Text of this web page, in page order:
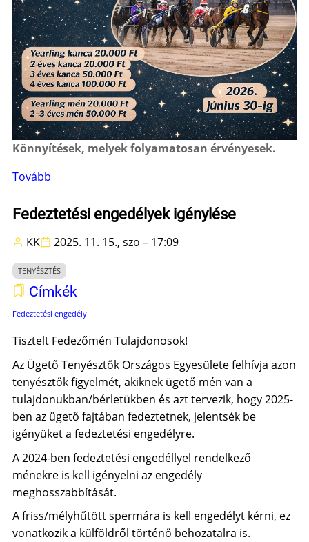
Könnyítések, melyek folyamatosan érvényesek.
Tovább
Fedeztetési engedélyek igénylése
KK 2025. 11. 15., szo – 17:09
TENYÉSZTÉS
Címkék
Fedeztetési engedély
Tisztelt Fedezőmén Tulajdonosok!
Az Ügető Tenyésztők Országos Egyesülete felhívja azon
tenyésztők figyelmét, akiknek ügető mén van a
tulajdonukban/bérletükben és azt tervezik, hogy 2025-
ben az ügető fajtában fedeztetnek, jelentsék be
igényüket a fedeztetési engedélyre.
A 2024-ben fedeztetési engedéllyel rendelkező
ménekre is kell igényelni az engedély
meghosszabbítását.
A friss/mélyhűtött spermára is kell engedélyt kérni, ez
vonatkozik a külföldről történő behozatalra is.